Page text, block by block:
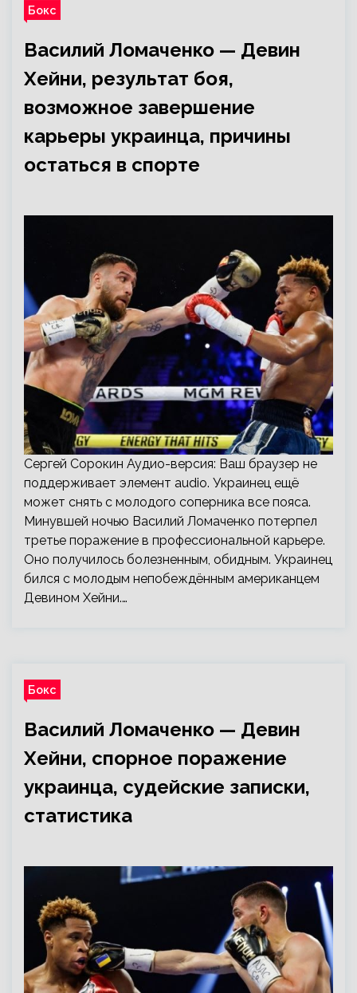
Бокс
Василий Ломаченко — Девин
Хейни, результат боя,
возможное завершение
карьеры украинца, причины
остаться в спорте
Сергей Сорокин Аудио-версия: Ваш браузер не
поддерживает элемент audio. Украинец ещё
может снять с молодого соперника все пояса.
Минувшей ночью Василий Ломаченко потерпел
третье поражение в профессиональной карьере.
Оно получилось болезненным, обидным. Украинец
бился с молодым непобеждённым американцем
Девином Хейни.…
Бокс
Василий Ломаченко — Девин
Хейни, спорное поражение
украинца, судейские записки,
статистика